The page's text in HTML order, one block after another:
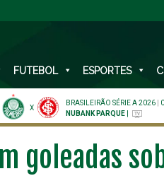
FUTEBOL ESPORTES
X
BRASILEIRÃO SÉRIE A 2026
NUBANK PARQUE
goleadas